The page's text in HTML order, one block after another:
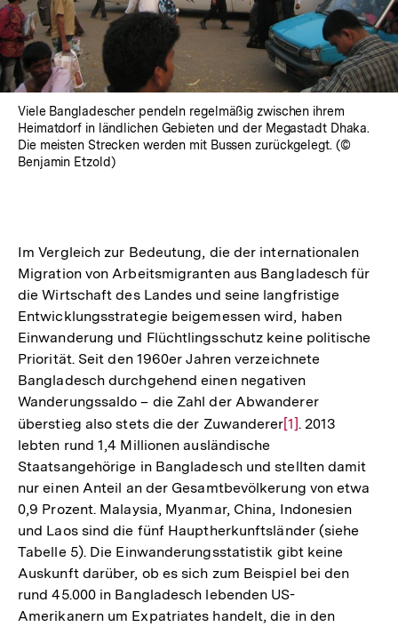
Viele Bangladescher pendeln regelmäßig zwischen ihrem
Heimatdorf in ländlichen Gebieten und der Megastadt Dhaka.
Die meisten Strecken werden mit Bussen zurückgelegt. (©
Benjamin Etzold)
Im Vergleich zur Bedeutung, die der internationalen
Migration von Arbeitsmigranten aus Bangladesch für
die Wirtschaft des Landes und seine langfristige
Entwicklungsstrategie beigemessen wird, haben
Einwanderung und Flüchtlingsschutz keine politische
Priorität. Seit den 1960er Jahren verzeichnete
Bangladesch durchgehend einen negativen
Wanderungssaldo – die Zahl der Abwanderer
überstieg also stets die der ZuwandererZur
der
Fußnote
[1]. 2013
lebten rund 1,4 Millionen ausländische
Staatsangehörige in Bangladesch und stellten damit
nur einen Anteil an der Gesamtbevölkerung von etwa
0,9 Prozent. Malaysia, Myanmar, China, Indonesien
und Laos sind die fünf Hauptherkunftsländer (siehe
Tabelle 5). Die Einwanderungsstatistik gibt keine
Auskunft darüber, ob es sich zum Beispiel bei den
rund 45.000 in Bangladesch lebenden US-
Amerikanern um Expatriates handelt, die in den